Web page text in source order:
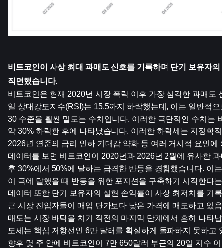
비트코인이 사상 최대 과매도 신호를 기록하며 단기 보유자
직면했습니다.
비트코인은 현재 2020년 시장 폭락 이후 가장 심각한 과매도
일 상대강도지수(RSI)는 15.5까지 하락했는데, 이는 일반적
30 수준을 훨씬 밑도는 수치입니다. 이러한 극단적인 수치는
약 30% 하락한 후에 나타났습니다. 이러한 하락세는 지정학
2026년 연준의 금리 인하 기대감 약화 등 여러 거시적 요인에
데이터를 보면 비트코인이 2020년과 2026년 2월에 유사한
후 30%에서 50%에 달하는 급격한 반등을 경험했습니다. 이
이 극에 달했을 때 반등을 위한 포지션을 구축하기 시작한다
데이터 또한 단기 보유자의 실현 손익률이 사상 최저치를 기
근 시장 진입자들이 매입 단가보다 낮은 가격에 매도하고 있
매도는 시장 바닥을 치기 직전의 마지막 단계에서 흔히 나타
도세는 핵심 저항선인 6만 달러를 확실하게 돌파하지 못하고
향후 몇 주 안에 비트코인이 7만 650달러 부근의 20일 지수